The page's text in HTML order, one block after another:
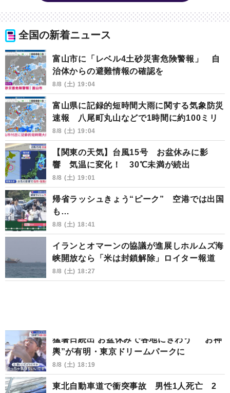
全国の新着ニュース
富山市に「レベル4土砂災害危険警報」 自
治体からの避難情報の確認を
8/8 (土) 19:04
富山県に記録的短時間大雨に関する気象防災
速報 八尾町丸山などで1時間に約100ミリ
8/8 (土) 19:04
【関東の天気】台風15号 お盆休みに影
響 気温に変化！ 30℃未満が続出
8/8 (土) 19:01
帰省ラッシュきょう“ピーク” 空港では出国
も…
8/8 (土) 18:41
イランとオマーンの協議が進展しホルムズ海
峡開放なら「米は封鎖解除」ロイター報道
8/8 (土) 18:27
猛暑日続出 お盆休みで各地にぎわう “お神
輿”が有明・東京ドリームパークに
8/8 (土) 18:19
東北自動車道で衝突事故 男性1人死亡 2